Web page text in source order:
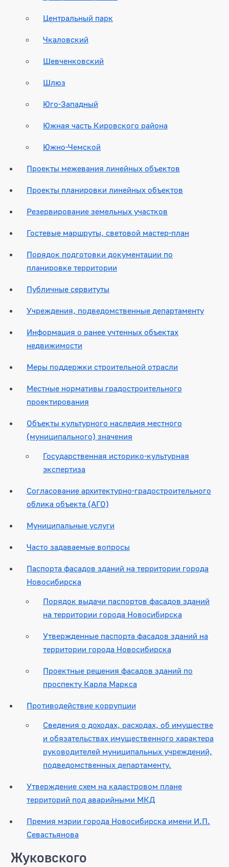
Центральный парк
Чкаловский
Шевченковский
Шлюз
Юго-Западный
Южная часть Кировского района
Южно-Чемской
Проекты межевания линейных объектов
Проекты планировки линейных объектов
Резервирование земельных участков
Гостевые маршруты, световой мастер-план
Порядок подготовки документации по
планировке территории
Публичные сервитуты
Учреждения, подведомственные департаменту
Информация о ранее учтенных объектах
недвижимости
Меры поддержки строительной отрасли
Местные нормативы градостроительного
проектирования
Объекты культурного наследия местного
(муниципального) значения
Государственная историко-культурная
экспертиза
Согласование архитектурно-градостроительного
облика объекта (АГО)
Муниципальные услуги
Часто задаваемые вопросы
Паспорта фасадов зданий на территории города
Новосибирска
Порядок выдачи паспортов фасадов зданий
на территории города Новосибирска
Утвержденные паспорта фасадов зданий на
территории города Новосибирска
Проектные решения фасадов зданий по
проспекту Карла Маркса
Противодействие коррупции
Сведения о доходах, расходах, об имуществе
и обязательствах имущественного характера
руководителей муниципальных учреждений,
подведомственных департаменту.
Утверждение схем на кадастровом плане
территорий под аварийными МКД
Премия мэрии города Новосибирска имени И.П.
Севастьянова
Жуковского